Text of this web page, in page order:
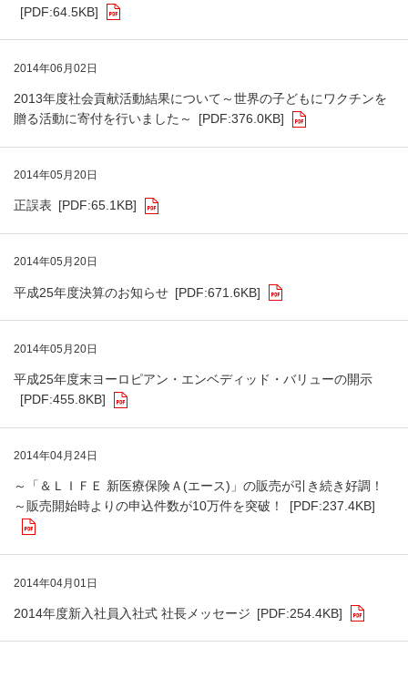
[PDF:64.5KB]
2014年06月02日
2013年度社会貢献活動結果について～世界の子どもにワクチンを
贈る活動に寄付を行いました～
[PDF:376.0KB]
2014年05月20日
正誤表 [PDF:65.1KB]
2014年05月20日
平成25年度決算のお知らせ [PDF:671.6KB]
2014年05月20日
平成25年度末ヨーロピアン・エンベディッド・バリューの開示
[PDF:455.8KB]
2014年04月24日
～「＆ＬＩＦＥ 新医療保険Ａ(エース)」の販売が引き続き好調！
～販売開始時よりの申込件数が10万件を突破！
[PDF:237.4KB]
2014年04月01日
2014年度新入社員入社式 社長メッセージ [PDF:254.4KB]